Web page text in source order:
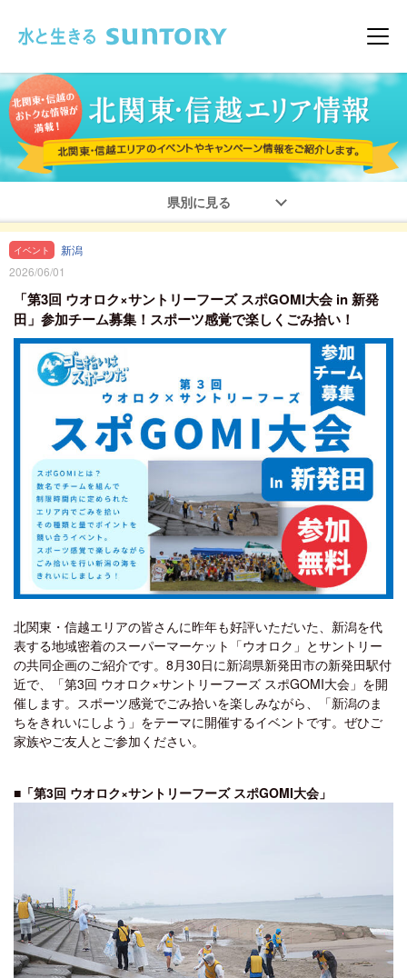
メ
県別に見る
イベント
新潟
2026/06/01
「第3回 ウオロク×サントリーフーズ スポGOMI大会 in 新発
田」参加チーム募集！スポーツ感覚で楽しくごみ拾い！
北関東・信越エリアの皆さんに昨年も好評いただいた、新潟を代
表する地域密着のスーパーマーケット「ウオロク」とサントリー
の共同企画のご紹介です。8月30日に新潟県新発田市の新発田駅付
近で、「第3回 ウオロク×サントリーフーズ スポGOMI大会」を開
催します。スポーツ感覚でごみ拾いを楽しみながら、「新潟のま
ちをきれいにしよう」をテーマに開催するイベントです。ぜひご
家族やご友人とご参加ください。
■「第3回 ウオロク×サントリーフーズ スポGOMI大会」